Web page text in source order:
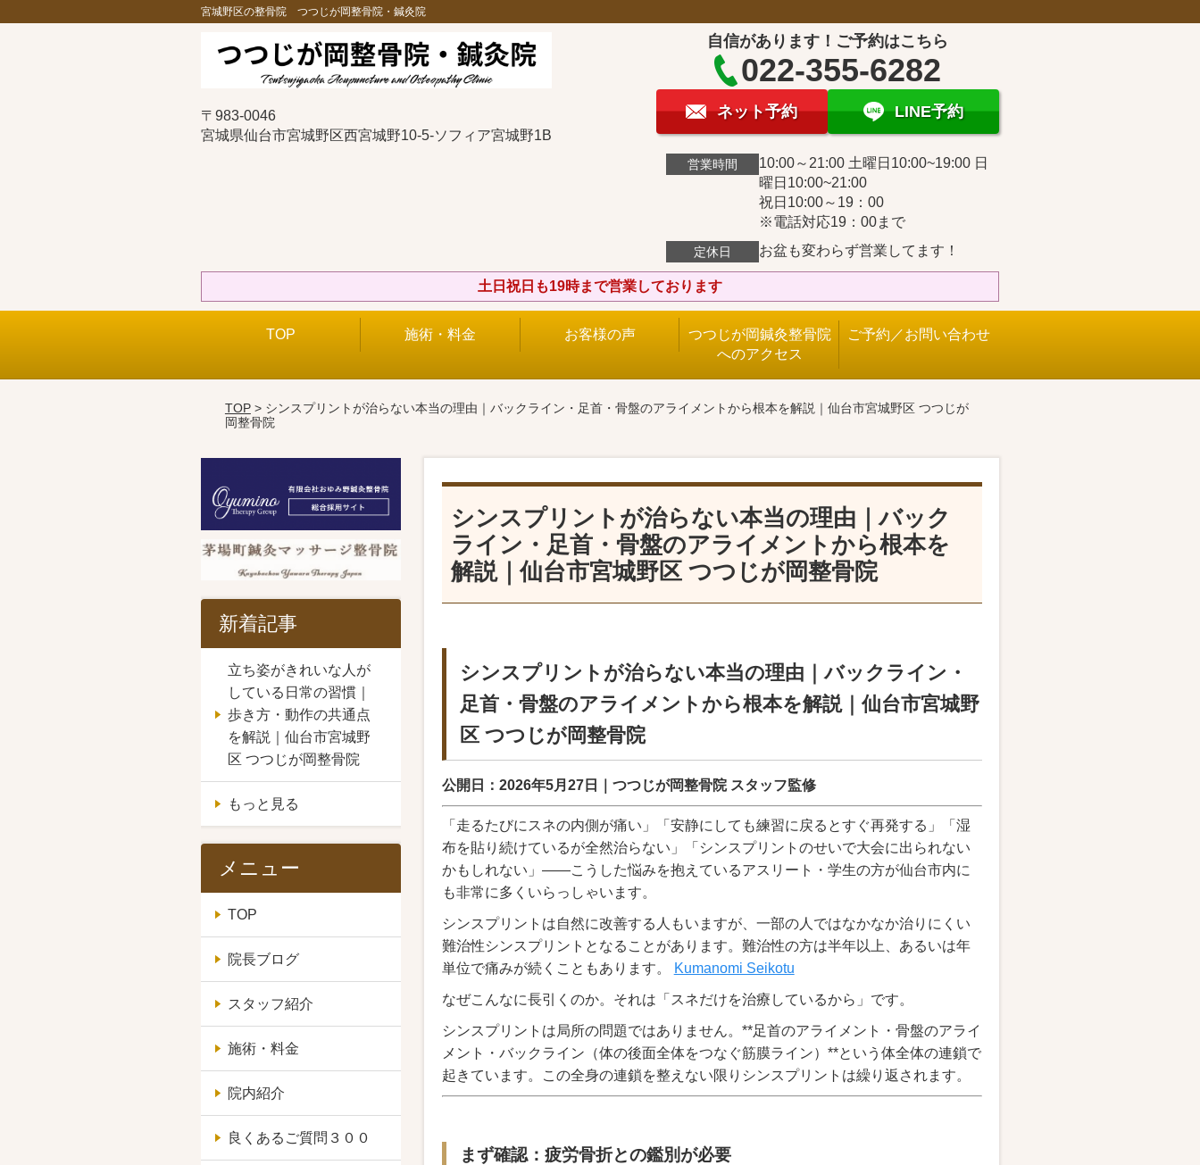
宮城野区の整骨院 つつじが岡整骨院・鍼灸院
〒983-0046
宮城県仙台市宮城野区西宮城野10-5-ソフィア宮城野1B
自信があります！ご予約はこちら
022-355-6282
ネット予約 LINE予約
営業時間
10:00～21:00 土曜日10:00~19:00 日
曜日10:00~21:00
祝日10:00～19：00
※電話対応19：00まで
定休日 お盆も変わらず営業してます！
土日祝日も19時まで営業しております
TOP 施術・料金 お客様の声
つつじが岡鍼灸整骨院
へのアクセス
ご予約／お問い合わせ
TOP> シンスプリントが治らない本当の理由｜バックライン・足首・骨盤のアライメントから根本を解説｜仙台市宮城野区 つつじが
岡整骨院
シンスプリントが治らない本当の理由｜バック
ライン・足首・骨盤のアライメントから根本を
解説｜仙台市宮城野区 つつじが岡整骨院
シンスプリントが治らない本当の理由｜バックライン・
足首・骨盤のアライメントから根本を解説｜仙台市宮城野
区 つつじが岡整骨院
公開日：2026年5月27日｜つつじが岡整骨院 スタッフ監修
「走るたびにスネの内側が痛い」「安静にしても練習に戻るとすぐ再発する」「湿
布を貼り続けているが全然治らない」「シンスプリントのせいで大会に出られない
かもしれない」――こうした悩みを抱えているアスリート・学生の方が仙台市内に
も非常に多くいらっしゃいます。
シンスプリントは自然に改善する人もいますが、一部の人ではなかなか治りにくい
難治性シンスプリントとなることがあります。難治性の方は半年以上、あるいは年
単位で痛みが続くこともあります。
Kumanomi Seikotu
なぜこんなに長引くのか。それは「スネだけを治療しているから」です。
シンスプリントは局所の問題ではありません。**足首のアライメント・骨盤のアライ
メント・バックライン（体の後面全体をつなぐ筋膜ライン）**という体全体の連鎖で
起きています。この全身の連鎖を整えない限りシンスプリントは繰り返されます。
まず確認：疲労骨折との鑑別が必要
新着記事
立ち姿がきれいな人が
している日常の習慣｜
歩き方・動作の共通点
を解説｜仙台市宮城野
区 つつじが岡整骨院
もっと見る
メニュー
TOP
院長ブログ
スタッフ紹介
施術・料金
院内紹介
良くあるご質問３００